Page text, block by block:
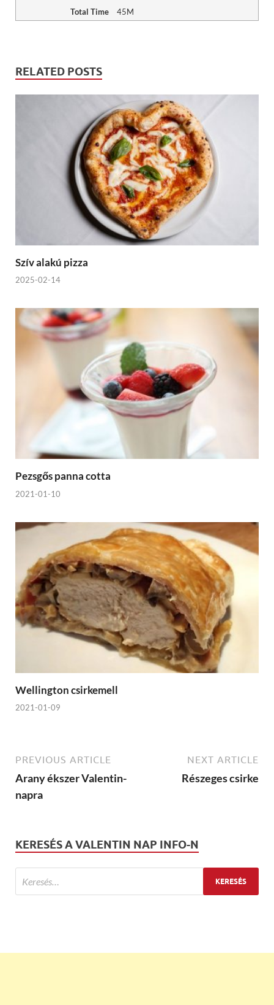
Total Time 45M
RELATED POSTS
Szív alakú pizza
2025-02-14
Pezsgős panna cotta
2021-01-10
Wellington csirkemell
2021-01-09
PREVIOUS ARTICLE
Arany ékszer Valentin-
napra
NEXT ARTICLE
Részeges csirke
KERESÉS A VALENTIN NAP INFO-N